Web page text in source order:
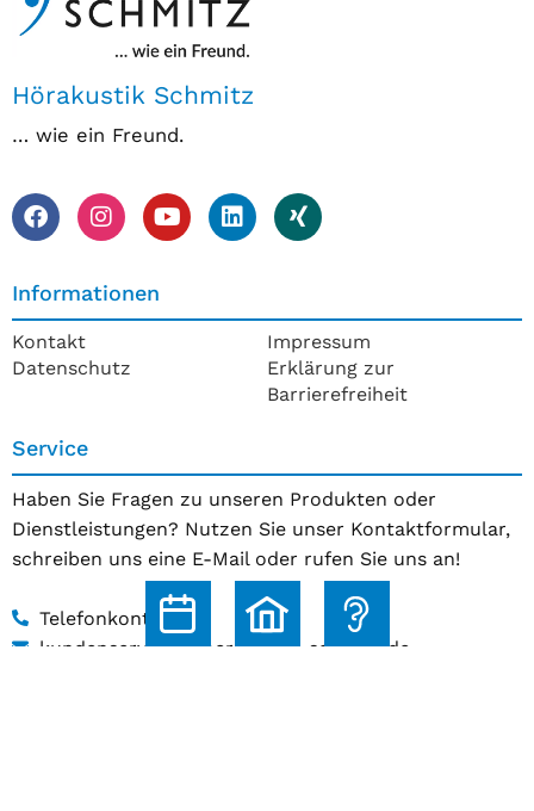
Hörakustik Schmitz
… wie ein Freund.
Informationen
Kontakt
Datenschutz
Impressum
Erklärung zur
Barrierefreiheit
Service
Haben Sie Fragen zu unseren Produkten oder
Dienstleistungen? Nutzen Sie unser Kontaktformular,
schreiben uns eine E-Mail oder rufen Sie uns an!
Telefonkontakt
kundenservice@hoerakustik-schmitz.de